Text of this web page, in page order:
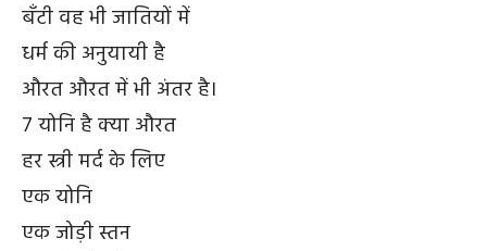
बँटी वह भी जातियों में
धर्म की अनुयायी है
औरत औरत में भी अंतर है।
7 योनि है क्या औरत
हर स्त्री मर्द के लिए
एक योनि
एक जोड़ी स्तन